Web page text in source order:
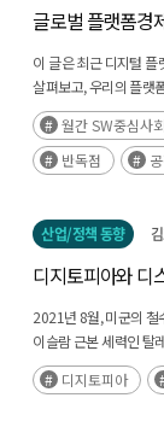
같은 정규교육 기관과
형태의 양성 기관인
이노베이션아카데미가
소프트웨어 전문 인력
진행하고 있는 상황이
어려움으로 인하여 SW
있는데, 앞으로 다양한
한 축을 담당할 것으로
어려서부터 교육을 체
사고력은 어릴 때부터
데이터의 개념과 데이
원리를 포함한다. 이러
중요하다. 대한민국의
초중고등학교에서 제
대응하고 있다. 최근 분
또는 발칸화는 21세기
메가트렌드 중의 하나
현상이 현실화되는 것
분할의 비전은 반도체
시스템의 분할, 콘텐츠
Wide Web)이었다. 그
RWW(Region Wide
연속선상에서 주목할
되기에 이르렀다. 텐센
정부의 행보가 관심을
수 없게 금지했으 며,
그리고 알리바바 클라
국내도 공공·기술혁신
글로벌 플랫폼경
이 글은 최근 디지털
살펴보고, 우리의 플랫
했다. 먼저 경제 집중
공정거래와 역내주권
공통적으로 경제적 측
우리도 신생 플랫폼 육
공정거래의 차원에서
월간 SW중심사
반독점
산업/정책 동향
디지토피아와 디
2021년 8월, 미군의 철
이슬람 근본 세력인 탈
10대 소녀는 SNS를
세계적으로 화제가 되
디지토피아